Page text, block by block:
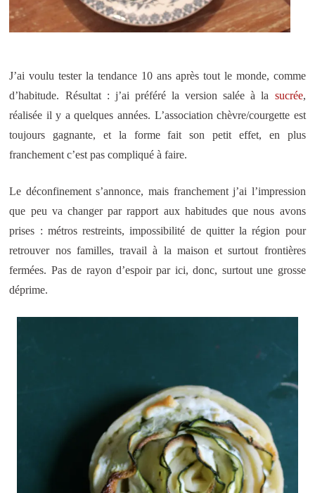
J’ai voulu tester la tendance 10 ans après tout le monde, comme
d’habitude. Résultat : j’ai préféré la version salée à la sucrée,
réalisée il y a quelques années. L’association chèvre/courgette est
toujours gagnante, et la forme fait son petit effet, en plus
franchement c’est pas compliqué à faire.
Le déconfinement s’annonce, mais franchement j’ai l’impression
que peu va changer par rapport aux habitudes que nous avons
prises : métros restreints, impossibilité de quitter la région pour
retrouver nos familles, travail à la maison et surtout frontières
fermées. Pas de rayon d’espoir par ici, donc, surtout une grosse
déprime.